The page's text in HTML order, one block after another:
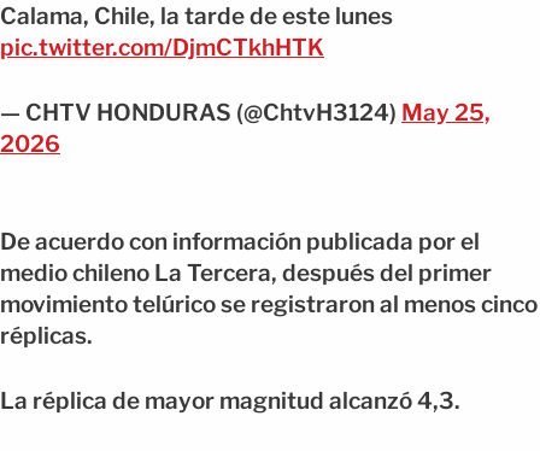
Calama, Chile, la tarde de este lunes
pic.twitter.com/DjmCTkhHTK
— CHTV HONDURAS (@ChtvH3124) May 25,
2026
De acuerdo con información publicada por el
medio chileno La Tercera, después del primer
movimiento telúrico se registraron al menos cinco
réplicas.
La réplica de mayor magnitud alcanzó 4,3.